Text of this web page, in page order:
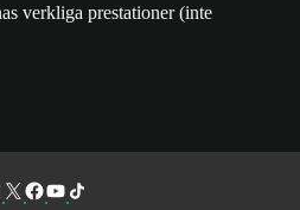
verkliga prestationer (inte